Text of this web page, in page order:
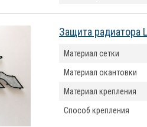
Защита радиатора
Материал сетки
Материал окантовки
Материал крепления
Способ крепления